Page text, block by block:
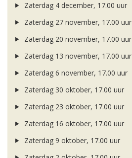
Zaterdag 4 december, 17.00 uur
Zaterdag 27 november, 17.00 uur
Zaterdag 20 november, 17.00 uur
Zaterdag 13 november, 17.00 uur
Zaterdag 6 november, 17.00 uur
Zaterdag 30 oktober, 17.00 uur
Zaterdag 23 oktober, 17.00 uur
Zaterdag 16 oktober, 17.00 uur
Zaterdag 9 oktober, 17.00 uur